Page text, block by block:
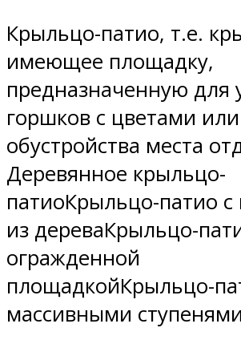
Крыльцо-патио, т.е.
имеющее площадку,
предназначенную для
горшков с цветами или
обустройства места
Деревянное крыльцо-
патиоКрыльцо-патио
из дереваКрыльцо-
огражденной
площадкойКрыльцо-
массивными ступенями